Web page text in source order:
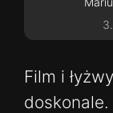
Film i